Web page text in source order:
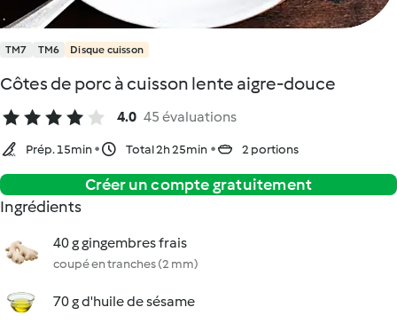
TM7 TM6 Disque cuisson
Côtes de porc à cuisson lente aigre-douce
4.0 45 évaluations
Prép. 15min Total 2h 25min 2 portions
Créer un compte gratuitement
Ingrédients
40 g gingembres frais
coupé en tranches (2 mm)
70 g d'huile de sésame